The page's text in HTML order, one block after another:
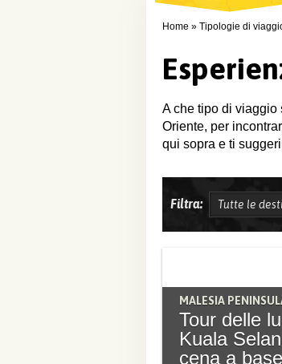
Home » Tipologie di
A che tipo di viaggio
Oriente, per
qui sopra e ti
Filtra:
MALESIA
Tour delle
Kuala
cena a